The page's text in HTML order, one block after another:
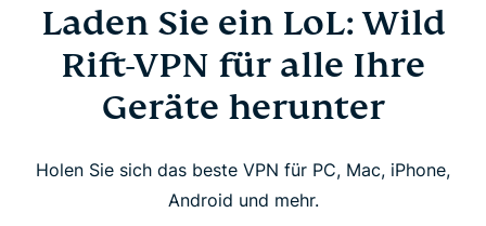
Laden Sie ein LoL: Wild
Rift-VPN für alle Ihre
Geräte herunter
Holen Sie sich das beste VPN für PC, Mac, iPhone,
Android und mehr.